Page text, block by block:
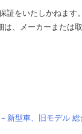
証をいたしかねます
、メーカーまたは
新型車、旧モデル